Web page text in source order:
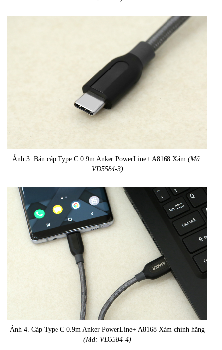
Ảnh 3. Bán cáp Type C 0.9m Anker PowerLine+ A8168 Xám (Mã:
VD5584-3)
Ảnh 4. Cáp Type C 0.9m Anker PowerLine+ A8168 Xám chính hãng
(Mã: VD5584-4)